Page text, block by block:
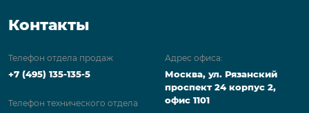
Контакты
Телефон отдела продаж
+7 (495) 135-135-5
Телефон технического отдела
Адрес офиса:
Москва, ул. Рязанский
проспект 24 корпус 2,
офис 1101